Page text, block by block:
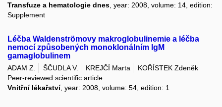
Transfuze a hematologie dnes , year: 2008, volume: 14, edition:
Supplement
Léčba Waldenströmovy makroglobulinemie a léčba
nemocí způsobených monoklonálním IgM
gamaglobulinem
ADAM Z. ŠČUDLA V. KREJČÍ Marta
KOŘÍSTEK Zdeněk
Peer-reviewed scientific article
Vnitřní lékařství, year: 2008, volume: 54, edition: 1